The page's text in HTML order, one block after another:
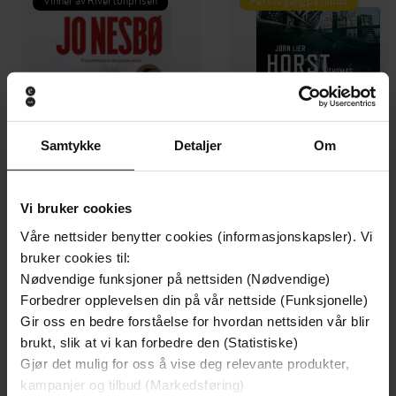
Samtykke Detaljer Om
Vi bruker cookies
Våre nettsider benytter cookies (informasjonskapsler). Vi
bruker cookies til:
Nødvendige funksjoner på nettsiden (Nødvendige)
Forbedrer opplevelsen din på vår nettside (Funksjonelle)
Gir oss en bedre forståelse for hvordan nettsiden vår blir
brukt, slik at vi kan forbedre den (Statistiske)
Gjør det mulig for oss å vise deg relevante produkter,
kampanjer og tilbud (Markedsføring)
199,-
Minnesota
Jo Nesbø
EBOK
349,-
Utskudd
Jørn Lier Horst
EBOK